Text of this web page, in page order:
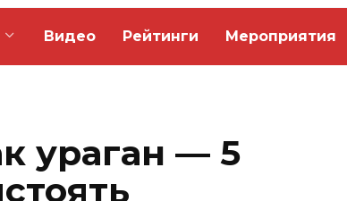
Видео Рейтинги Мероприятия
ураган — 5